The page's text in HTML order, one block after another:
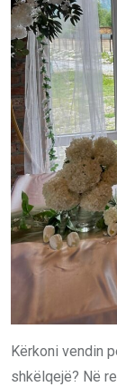
Kërkoni vendin
shkëlqejë? Në